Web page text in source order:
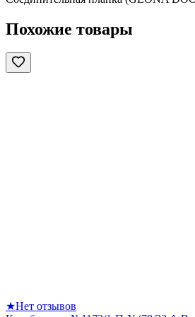
Похожие товары
★Нет отзывов